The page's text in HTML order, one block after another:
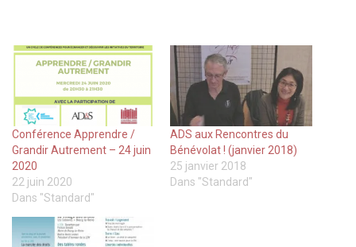
Conférence Apprendre /
Grandir Autrement – 24 juin
2020
22 juin 2020
Dans "Standard"
ADS aux Rencontres du
Bénévolat ! (janvier 2018)
25 janvier 2018
Dans "Standard"